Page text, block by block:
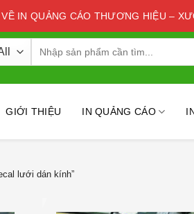
IN QUẢNG CÁO THƯƠNG HIỆU –
GIỚI THIỆU IN QUẢNG CÁO
lưới dán kính”